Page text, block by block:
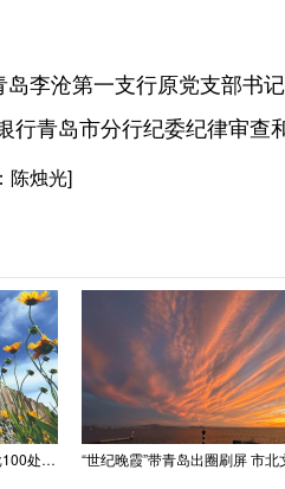
李沧第一支行原党支部书
行青岛市分行纪委纪律审查
陈烛光]
代表中国之美 即墨马山入选首批100处“美丽中国打卡点”